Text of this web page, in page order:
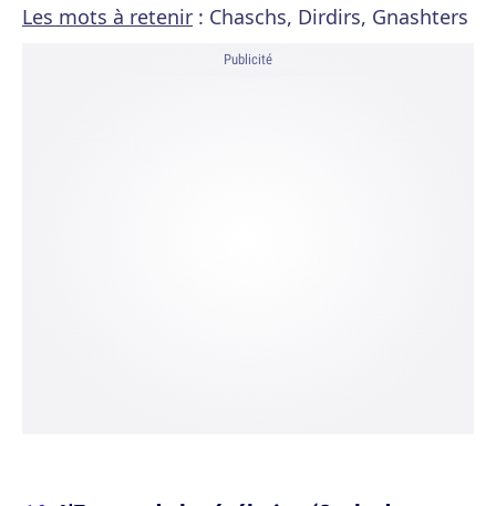
Les mots à retenir : Chaschs, Dirdirs, Gnashters
Publicité